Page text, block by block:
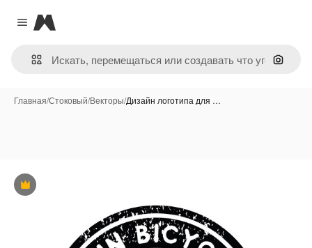
Close menu
Magnific
Поиск
Главная/Стоковый/Векторы/Дизайн логотипа для …
Премиум